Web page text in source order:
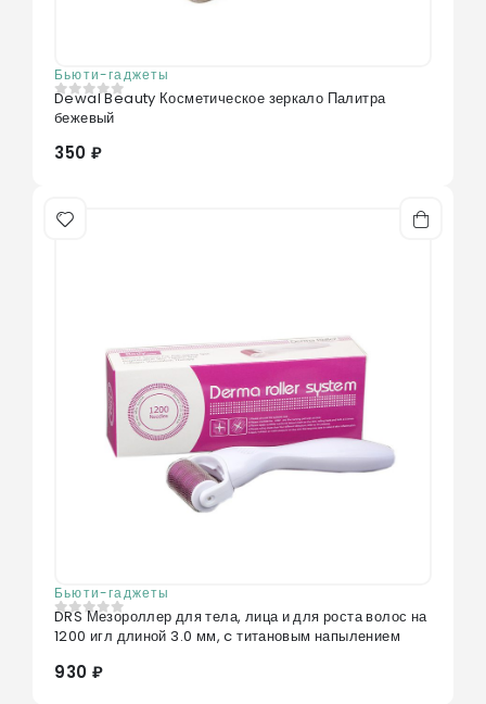
Бьюти-гаджеты
0 из 5
Dewal Beauty Косметическое зеркало Палитра
бежевый
350 ₽
Бьюти-гаджеты
0 из 5
DRS Мезороллер для тела, лица и для роста волос на
1200 игл длиной 3.0 мм, c титановым напылением
930 ₽